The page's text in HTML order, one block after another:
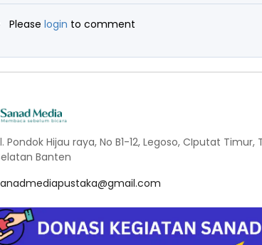
Please login to comment
Pondok Hijau raya, No B1-12, Legoso, CIputat Timur,
Banten